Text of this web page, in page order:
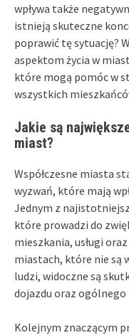
wpływa także
istnieją skuteczne
poprawić tę sytuację?
aspektom życia w
które mogą pomóc w
wszystkich
Jakie są
miast?
Współczesne miasta
wyzwań, które mają
Jednym z
które prowadzi do
mieszkania, usługi
miastach, które nie są
ludzi, widoczne są
dojazdu oraz ogólnego
Kolejnym znaczącym